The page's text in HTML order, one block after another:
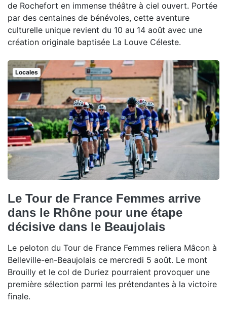
de Rochefort en immense théâtre à ciel ouvert. Portée
par des centaines de bénévoles, cette aventure
culturelle unique revient du 10 au 14 août avec une
création originale baptisée La Louve Céleste.
Locales
Le Tour de France Femmes arrive
dans le Rhône pour une étape
décisive dans le Beaujolais
Le peloton du Tour de France Femmes reliera Mâcon à
Belleville-en-Beaujolais ce mercredi 5 août. Le mont
Brouilly et le col de Duriez pourraient provoquer une
première sélection parmi les prétendantes à la victoire
finale.